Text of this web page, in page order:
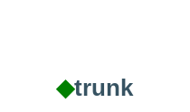
◆trunk